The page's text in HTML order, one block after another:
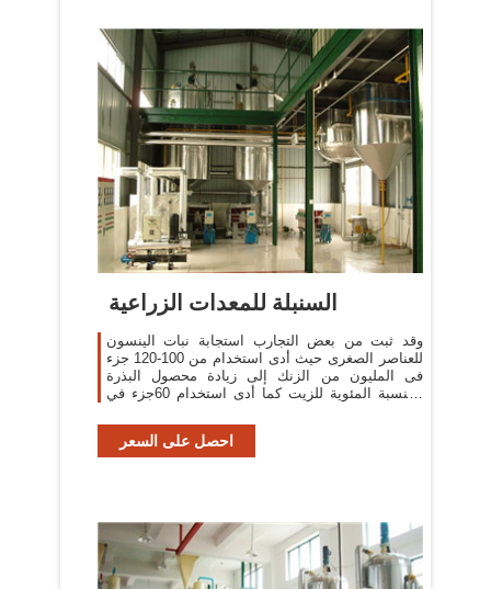
السنبلة للمعدات الزراعية
وقد ثبت من بعض التجارب استجابة نبات الينسون
للعناصر الصغرى حيث أدى استخدام من 100-120 جزء
فى المليون من الزنك إلى زيادة محصول البذرة
والنسبة المئوية للزيت كما أدى استخدام 60جزء في
احصل على السعر